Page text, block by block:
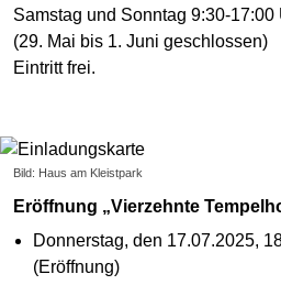
Samstag und Sonntag 9:30-17:00
(29. Mai bis 1. Juni geschlossen)
Eintritt frei.
Bild: Haus am Kleistpark
Eröffnung „Vierzehnte
Donnerstag, den 17.07.2025,
(Eröffnung)